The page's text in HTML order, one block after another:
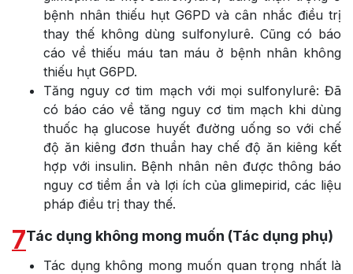
bệnh nhân thiếu hụt G6PD và cân nhắc điều trị
thay thế không dùng sulfonylurê. Cũng có báo
cáo về thiếu máu tan máu ở bệnh nhân không
thiếu hụt G6PD.
Tăng nguy cơ tim mạch với mọi sulfonylurê: Đã
có báo cáo về tăng nguy cơ tim mạch khi dùng
thuốc hạ glucose huyết đường uống so với chế
độ ăn kiêng đơn thuần hay chế độ ăn kiêng kết
hợp với insulin. Bệnh nhân nên được thông báo
nguy cơ tiềm ẩn và lợi ích của glimepirid, các liệu
pháp điều trị thay thế.
7Tác dụng không mong muốn (Tác dụng phụ)
Tác dụng không mong muốn quan trọng nhất là